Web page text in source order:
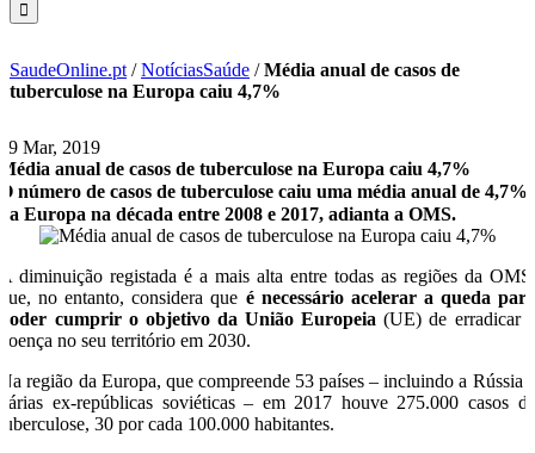
SaudeOnline.pt /NotíciasSaúde /Média anual de casos de
tuberculose na Europa caiu 4,7%
19 Mar, 2019
Média anual de casos de tuberculose na Europa caiu 4,7%
O número de casos de tuberculose caiu uma média anual de 4,7%
na Europa na década entre 2008 e 2017, adianta a OMS.
A diminuição registada é a mais alta entre todas as regiões da OMS,
que, no entanto, considera que é necessário acelerar a queda para
poder cumprir o objetivo da União Europeia (UE) de erradicar a
doença no seu território em 2030.
Na região da Europa, que compreende 53 países – incluindo a Rússia e
várias ex-repúblicas soviéticas – em 2017 houve 275.000 casos de
tuberculose, 30 por cada 100.000 habitantes.